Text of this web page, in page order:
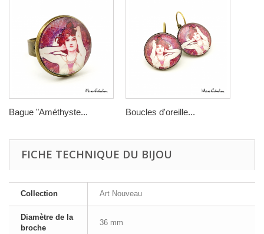
Bague "Améthyste‎... Boucles d'oreille...
FICHE TECHNIQUE DU BIJOU
Collection Art Nouveau
Diamètre de la
broche
36 mm